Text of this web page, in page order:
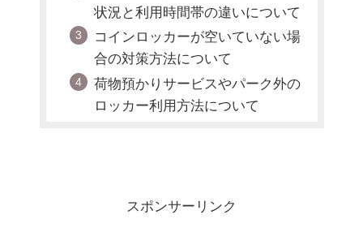
状況と利用時間帯の違いについて
コインロッカーが空いていない場
合の対策方法について
荷物預かりサービスやパーク外の
ロッカー利用方法について
スポンサーリンク